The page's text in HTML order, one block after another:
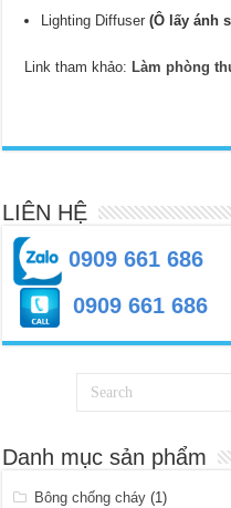
Lighting Diffuser(Ô lấy ánh
Link tham khảo: Làm phòng
LIÊN HỆ
0909 661 686
0909 661 686
Danh mục sản phẩm
Bông chống cháy (1)